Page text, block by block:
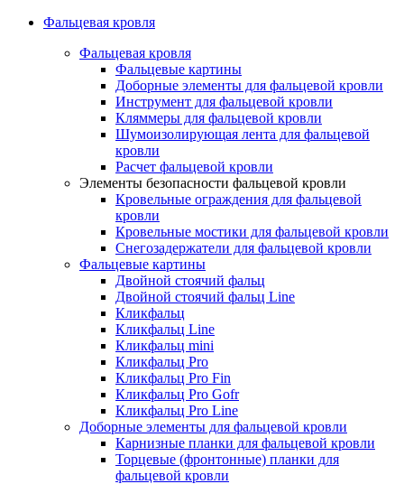
Фальцевая кровля
Фальцевая кровля
Фальцевые картины
Доборные элементы для фальцевой кровли
Инструмент для фальцевой кровли
Кляммеры для фальцевой кровли
Шумоизолирующая лента для фальцевой
кровли
Расчет фальцевой кровли
Элементы безопасности фальцевой кровли
Кровельные ограждения для фальцевой
кровли
Кровельные мостики для фальцевой кровли
Снегозадержатели для фальцевой кровли
Фальцевые картины
Двойной стоячий фальц
Двойной стоячий фальц Line
Кликфальц
Кликфальц Line
Кликфальц mini
Кликфальц Pro
Кликфальц Pro Fin
Кликфальц Pro Gofr
Кликфальц Pro Line
Доборные элементы для фальцевой кровли
Карнизные планки для фальцевой кровли
Торцевые (фронтонные) планки для
фальцевой кровли